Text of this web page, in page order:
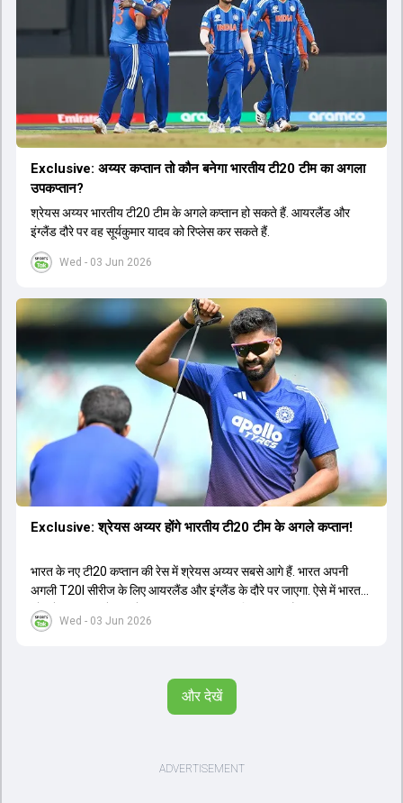
Wed - 03 Jun 2026
Exclusive: अय्यर कप्तान तो कौन बनेगा भारतीय टी20 टीम का अगला
उपकप्तान?
श्रेयस अय्यर भारतीय टी20 टीम के अगले कप्तान हो सकते हैं. आयरलैंड और
इंग्लैंड दौरे पर वह सूर्यकुमार यादव को रिप्लेस कर सकते हैं.
Wed - 03 Jun 2026
Exclusive: श्रेयस अय्यर होंगे भारतीय टी20 टीम के अगले कप्तान!
भारत के नए टी20 कप्तान की रेस में श्रेयस अय्यर सबसे आगे हैं. भारत अपनी
अगली T20I सीरीज के लिए आयरलैंड और इंग्लैंड के दौरे पर जाएगा. ऐसे में भारत
को श्रेयस अय्यर के रूप में एक नया T20I कप्तान मिल सकता है.
और देखें